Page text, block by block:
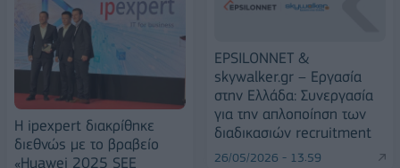
Η ipexpert διακρίθηκε
διεθνώς με το βραβείο
«Huawei 2025 SEE
EPSILONNET &
skywalker.gr – Εργασία
στην Ελλάδα: Συνεργασία
για την απλοποίηση των
διαδικασιών recruitment
26/05/2026 - 13:59